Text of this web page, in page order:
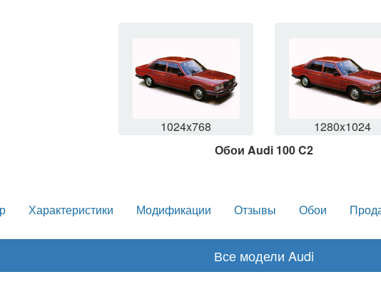
1024x768
1280x1024
Обои Audi 100 C2
Характеристики Модификации Отзывы Обои
Все модели Audi